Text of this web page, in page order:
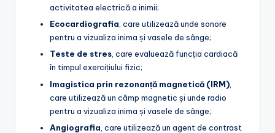
activitatea electrică a inimii;
Ecocardiografia, care utilizează unde sonore
pentru a vizualiza inima și vasele de sânge;
Teste de stres, care evaluează funcția cardiacă
în timpul exercițiului fizic;
Imagistica prin rezonanță magnetică (IRM)
care utilizează un câmp magnetic și unde radio
pentru a vizualiza inima și vasele de sânge;
Angiografia , care utilizează un agent de contrast